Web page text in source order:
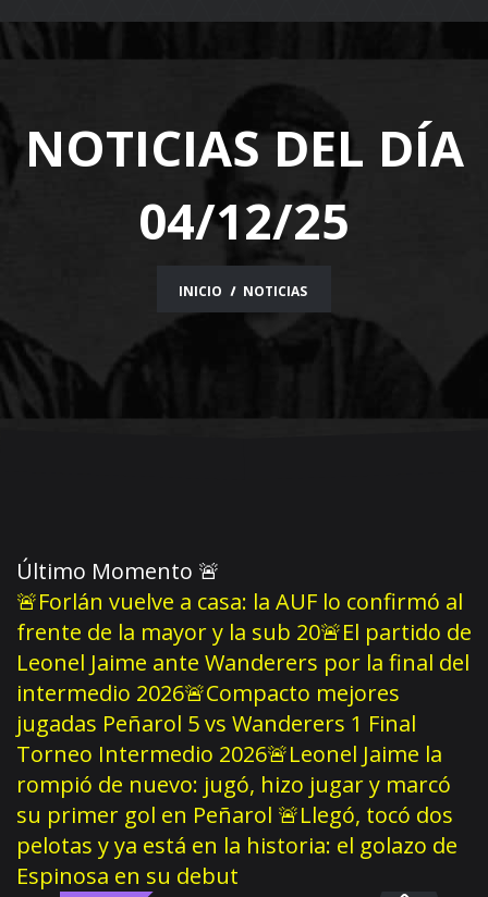
NOTICIAS DEL DÍA
04/12/25
INICIO NOTICIAS
Último Momento 🚨
🚨Forlán vuelve a casa: la AUF lo confirmó al
frente de la mayor y la sub 20🚨El partido de
Leonel Jaime ante Wanderers por la final del
intermedio 2026🚨Compacto mejores
jugadas Peñarol 5 vs Wanderers 1 Final
Torneo Intermedio 2026🚨Leonel Jaime la
rompió de nuevo: jugó, hizo jugar y marcó
su primer gol en Peñarol 🚨Llegó, tocó dos
pelotas y ya está en la historia: el golazo de
Espinosa en su debut